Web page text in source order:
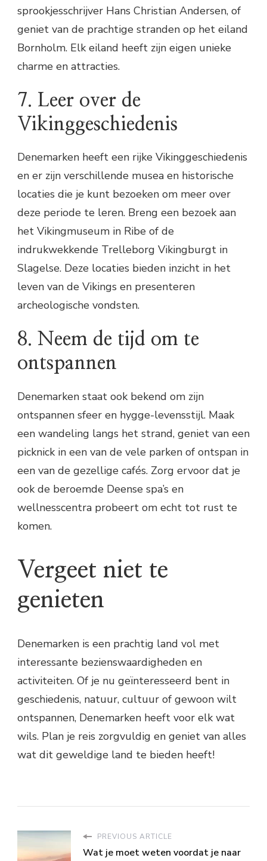
sprookjesschrijver Hans Christian Andersen, of
geniet van de prachtige stranden op het eiland
Bornholm. Elk eiland heeft zijn eigen unieke
charme en attracties.
7. Leer over de
Vikinggeschiedenis
Denemarken heeft een rijke Vikinggeschiedenis
en er zijn verschillende musea en historische
locaties die je kunt bezoeken om meer over
deze periode te leren. Breng een bezoek aan
het Vikingmuseum in Ribe of de
indrukwekkende Trelleborg Vikingburgt in
Slagelse. Deze locaties bieden inzicht in het
leven van de Vikings en presenteren
archeologische vondsten.
8. Neem de tijd om te
ontspannen
Denemarken staat ook bekend om zijn
ontspannen sfeer en hygge-levensstijl. Maak
een wandeling langs het strand, geniet van een
picknick in een van de vele parken of ontspan in
een van de gezellige cafés. Zorg ervoor dat je
ook de beroemde Deense spa’s en
wellnesscentra probeert om echt tot rust te
komen.
Vergeet niet te
genieten
Denemarken is een prachtig land vol met
interessante bezienswaardigheden en
activiteiten. Of je nu geïnteresseerd bent in
geschiedenis, natuur, cultuur of gewoon wilt
ontspannen, Denemarken heeft voor elk wat
wils. Plan je reis zorgvuldig en geniet van alles
wat dit geweldige land te bieden heeft!
PREVIOUS ARTICLE
Wat je moet weten voordat je naar